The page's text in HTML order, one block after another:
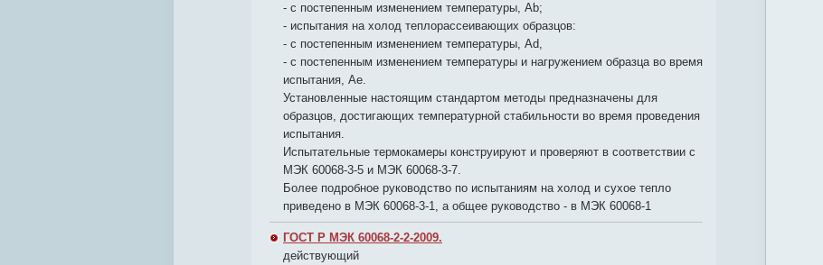
- с постепенным изменением температуры, Ab;
- испытания на холод теплорассеивающих образцов:
- с постепенным изменением температуры, Ad,
- с постепенным изменением температуры и нагружением образца во время
испытания, Ае.
Установленные настоящим стандартом методы предназначены для
образцов, достигающих температурной стабильности во время проведения
испытания.
Испытательные термокамеры конструируют и проверяют в соответствии с
МЭК 60068-3-5 и МЭК 60068-3-7.
Более подробное руководство по испытаниям на холод и сухое тепло
приведено в МЭК 60068-3-1, а общее руководство - в МЭК 60068-1
ГОСТ Р МЭК 60068-2-2-2009.
действующий